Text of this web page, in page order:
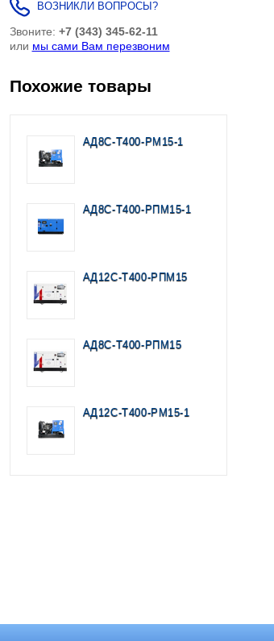
ВОЗНИКЛИ ВОПРОСЫ?
Звоните: +7 (343) 345-62-11
или мы сами Вам перезвоним
Похожие товары
АД8С-Т400-РМ15-1
АД8С-Т400-РПМ15-1
АД12С-Т400-РПМ15
АД8С-Т400-РПМ15
АД12С-Т400-РМ15-1